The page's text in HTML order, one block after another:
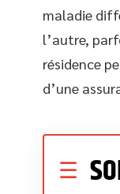
maladie
l’autre,
résidence
d’une